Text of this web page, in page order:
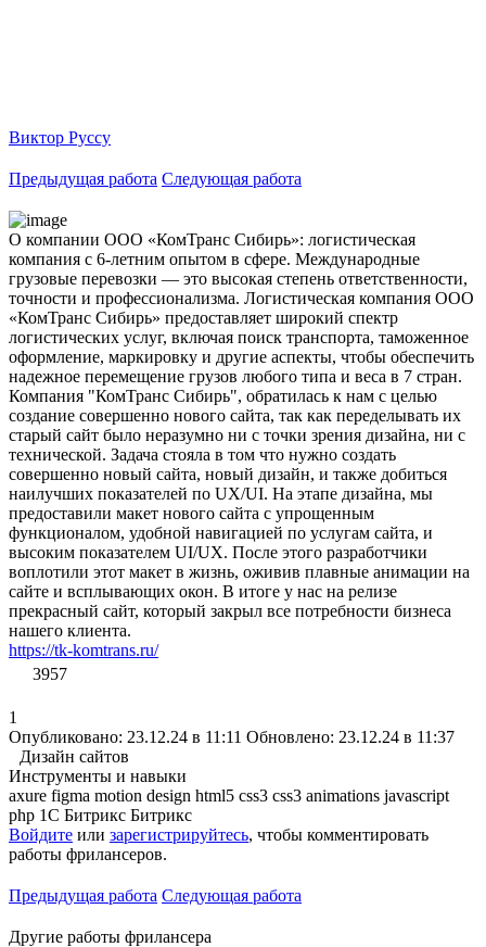
Виктор Руссу
Предыдущая работа Следующая работа
О компании ООО «КомТранс Сибирь»: логистическая
компания с 6-летним опытом в сфере. Международные
грузовые перевозки — это высокая степень ответственности,
точности и профессионализма. Логистическая компания ООО
«КомТранс Сибирь» предоставляет широкий спектр
логистических услуг, включая поиск транспорта, таможенное
оформление, маркировку и другие аспекты, чтобы обеспечить
надежное перемещение грузов любого типа и веса в 7 стран.
Компания "КомТранс Сибирь", обратилась к нам с целью
создание совершенно нового сайта, так как переделывать их
старый сайт было неразумно ни с точки зрения дизайна, ни с
технической. Задача стояла в том что нужно создать
совершенно новый сайта, новый дизайн, и также добиться
наилучших показателей по UX/UI. На этапе дизайна, мы
предоставили макет нового сайта с упрощенным
функционалом, удобной навигацией по услугам сайта, и
высоким показателем UI/UX. После этого разработчики
воплотили этот макет в жизнь, оживив плавные анимации на
сайте и всплывающих окон. В итоге у нас на релизе
прекрасный сайт, который закрыл все потребности бизнеса
нашего клиента.
https://tk-komtrans.ru/
3957
1
Опубликовано: 23.12.24 в 11:11 Обновлено: 23.12.24 в 11:37
Дизайн сайтов
Инструменты и навыки
axure figma motion design html5 css3 css3 animations javascript
php 1С Битрикс Битрикс
Войдите или зарегистрируйтесь, чтобы комментировать
работы фрилансеров.
Предыдущая работа Следующая работа
Другие работы фрилансера